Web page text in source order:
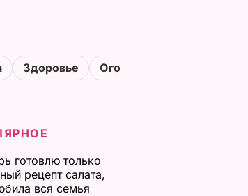
Здоровье Огороды
готовлю только
рецепт салата,
вся семья